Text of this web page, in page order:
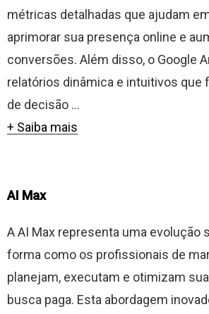
métricas detalhadas que ajudam
aprimorar sua presença online e
conversões. Além disso, o Google
relatórios dinâmica e intuitivos que
de decisão ...
+ Saiba mais
AI Max
A AI Max representa uma evolução
forma como os profissionais de
planejam, executam e otimizam
busca paga. Esta abordagem